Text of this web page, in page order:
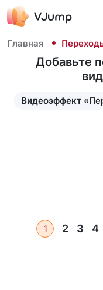
Главная
Добавьте
Видеоэффект
1 2 3 4